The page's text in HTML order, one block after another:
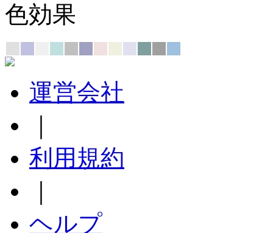
色効果
運営会社
利用規約
ヘルプ